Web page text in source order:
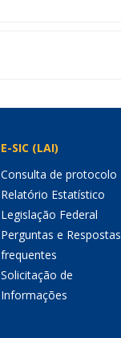
E-SIC (LAI)
Consulta de protocolo
Relatório Estatístico
Legislação Federal
Perguntas e Respostas
frequentes
Solicitação de
Informações